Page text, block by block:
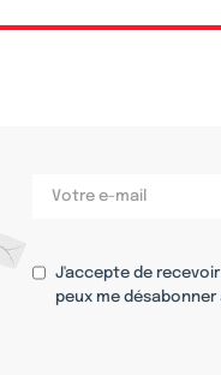
J'accepte de
peux me